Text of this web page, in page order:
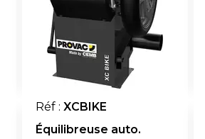
Réf : XCBIKE
Équilibreuse auto.